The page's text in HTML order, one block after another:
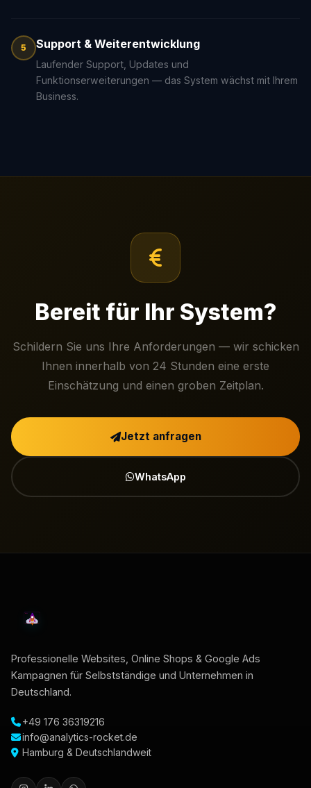
5 Support & Weiterentwicklung
Laufender Support, Updates und
Funktionserweiterungen — das System wächst mit Ihrem
Business.
Bereit für Ihr System?
Schildern Sie uns Ihre Anforderungen — wir schicken
Ihnen innerhalb von 24 Stunden eine erste
Einschätzung und einen groben Zeitplan.
Jetzt anfragen
WhatsApp
Professionelle Websites, Online Shops & Google Ads
Kampagnen für Selbstständige und Unternehmen in
Deutschland.
+49 176 36319216
info@analytics-rocket.de
Hamburg & Deutschlandweit